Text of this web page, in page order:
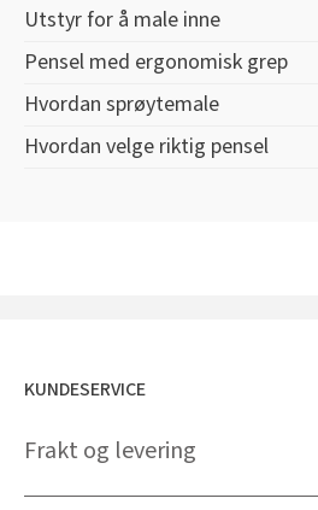
Utstyr for å male inne
Pensel med ergonomisk grep
Hvordan sprøytemale
Hvordan velge riktig pensel
KUNDESERVICE
Frakt og levering